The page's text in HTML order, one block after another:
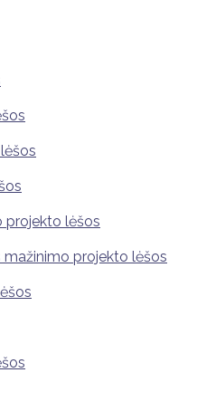
projekto lėšos
mažinimo projekto lėšos